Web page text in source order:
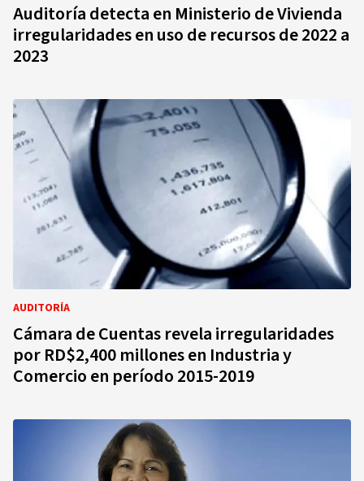
Auditoría detecta en Ministerio de Vivienda
irregularidades en uso de recursos de 2022 a
2023
AUDITORÍA
Cámara de Cuentas revela irregularidades
por RD$2,400 millones en Industria y
Comercio en período 2015-2019